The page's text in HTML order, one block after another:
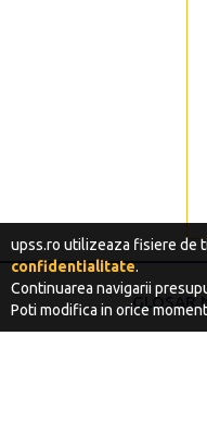
GLOSAR
upss.ro utilizeaza fisiere de
confidentialitate.
Continuarea navigarii
Poti modifica in orice